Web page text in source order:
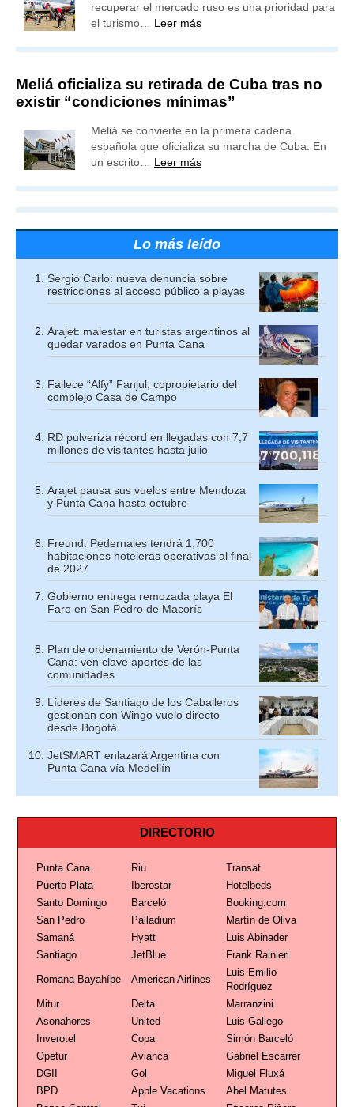
recuperar el mercado ruso es una prioridad para
el turismo… Leer más
Meliá oficializa su retirada de Cuba tras no
existir “condiciones mínimas”
Meliá se convierte en la primera cadena
española que oficializa su marcha de Cuba. En
un escrito… Leer más
Lo más leído
Sergio Carlo: nueva denuncia sobre
restricciones al acceso público a playas
Arajet: malestar en turistas argentinos al
quedar varados en Punta Cana
Fallece “Alfy” Fanjul, copropietario del
complejo Casa de Campo
RD pulveriza récord en llegadas con 7,7
millones de visitantes hasta julio
Arajet pausa sus vuelos entre Mendoza
y Punta Cana hasta octubre
Freund: Pedernales tendrá 1,700
habitaciones hoteleras operativas al final
de 2027
Gobierno entrega remozada playa El
Faro en San Pedro de Macorís
Plan de ordenamiento de Verón-Punta
Cana: ven clave aportes de las
comunidades
Líderes de Santiago de los Caballeros
gestionan con Wingo vuelo directo
desde Bogotá
JetSMART enlazará Argentina con
Punta Cana vía Medellín
DIRECTORIO
Punta Cana Riu
Transat
Puerto Plata
Iberostar
Hotelbeds
Santo Domingo
Barceló
Booking.com
San Pedro
Palladium
Martín de Oliva
Samaná
Hyatt
Luis Abinader
Santiago
JetBlue Frank Rainieri
Romana-Bayahíbe American Airlines
Luis Emilio
Rodríguez
Mitur
Delta
Marranzini
Asonahores
United
Luis Gallego
Inverotel
Copa
Simón Barceló
Opetur
Avianca
Gabriel Escarrer
DGII
Gol
Miguel Fluxá
BPD
Apple Vacations
Abel Matutes